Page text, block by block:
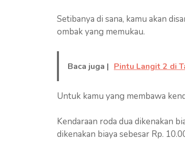
Setibanya di sana, kamu akan
ombak yang memukau.
Baca juga | Pintu Langit 2 di
Untuk kamu yang membawa
Kendaraan roda dua dikenakan
dikenakan biaya sebesar Rp.